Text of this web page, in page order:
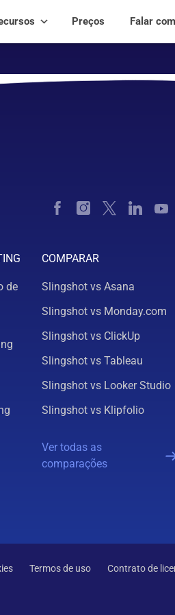
Preços Falar
de
COMPARAR
Slingshot vs Asana
Slingshot vs Monday.com
Slingshot vs ClickUp
Slingshot vs Tableau
Slingshot vs Looker Studio
Slingshot vs Klipfolio
Ver todas as
comparações
Termos de uso Contrato de